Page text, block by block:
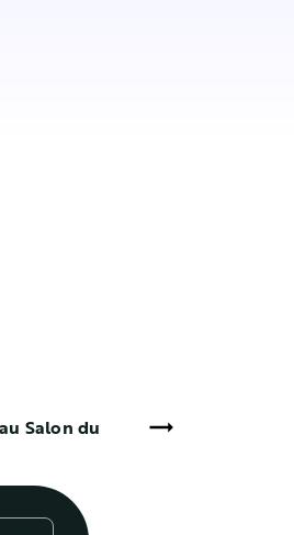
Salon du